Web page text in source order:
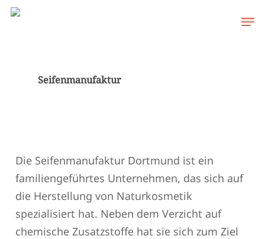
Skip
Seifenmanufaktur
Die Seifenmanufaktur Dortmund ist ein
familiengeführtes Unternehmen, das sich auf
die Herstellung von Naturkosmetik
spezialisiert hat. Neben dem Verzicht auf
chemische Zusatzstoffe hat sie sich zum Ziel